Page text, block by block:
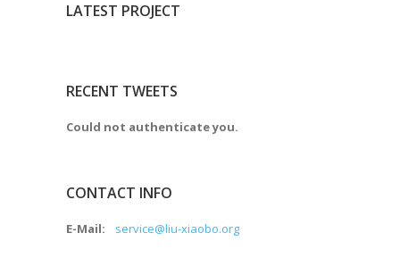
LATEST PROJECT
RECENT TWEETS
Could not authenticate you.
CONTACT INFO
E-Mail: service@liu-xiaobo.org